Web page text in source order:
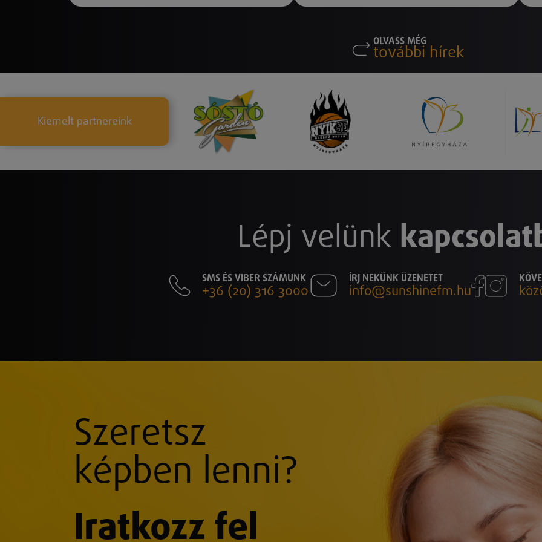
OLVASS MÉG
további hírek
Kiemelt partnereink
Lépj velünk
SMS ÉS VIBER SZÁMUNK
+36 (20) 316 3000
ÍRJ NEKÜNK ÜZENETET
info@sunshinefm.hu
Szeretsz
képben lenni?
Iratkozz fel